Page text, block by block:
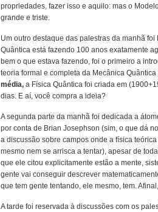
propriedades, fazer isso e aquilo: mas o
grande e triste.
Um outro destaque das palestras da manhã
Quântica está fazendo 100 anos exatamente
bem o que estava fazendo, foi o primeiro a
teoria formal e completa da Mecânica
média, a Física Quântica foi criada em
dias. E aí, você compra a ideia?
A segunda parte da manhã foi dedicada a
por conta de Brian Josephson (sim, o que dá
a discussão sobre campos onde a física
mesmo nem se arrisca a tentar), apesar de
que ele citou explicitamente estão a mente,
gente vai conseguir descrever
que tem gente tentando, ele mesmo, tem.
A tarde foi reservada à discussões com os